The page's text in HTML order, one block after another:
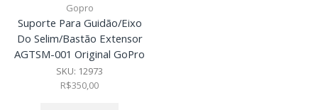
Gopro
Suporte Para Guidão/Eixo
Do Selim/Bastão Extensor
AGTSM-001 Original GoPro
SKU: 12973
R$350,00